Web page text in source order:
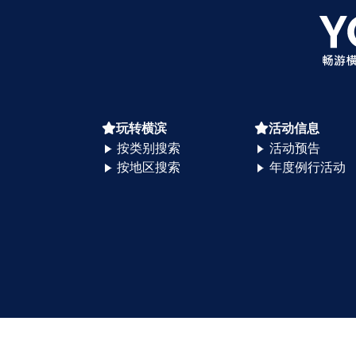
玩转横滨
按类别搜索
按地区搜索
活动信息
活动预告
年度例行活动